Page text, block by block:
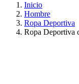
Inicio
Hombre
Ropa Deportiva
Ropa Deportiva